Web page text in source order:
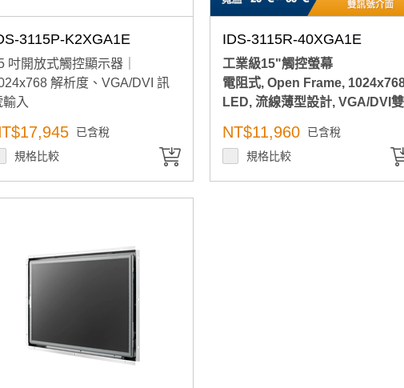
3115P-K2XGA1E
吋開放式觸控顯示器｜
解析度、VGA/DVI 訊
輸入
已含稅
規格比較
IDS-3115R-40XGA1E
工業級15"觸控螢幕
電阻式, Open Frame,
LED, 流線薄型設計, VGA/DVI雙
NT$11,960
已含稅
規格比較